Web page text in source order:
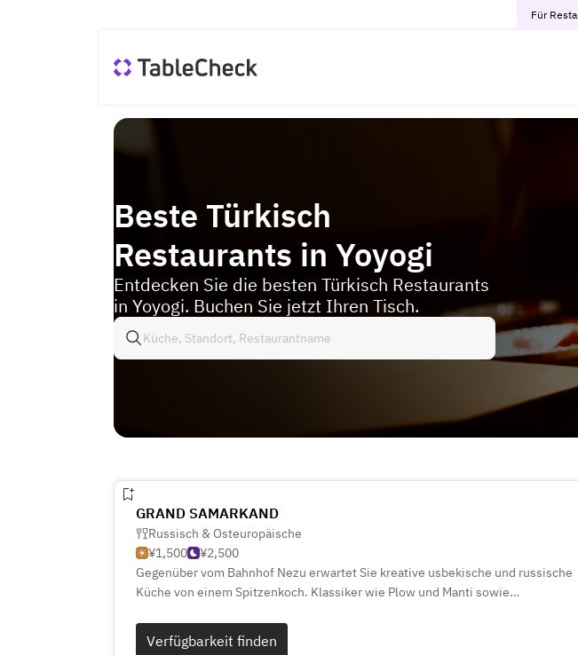
Für
Beste Türkisch
Restaurants in Yoyogi
Entdecken Sie die besten Türkisch Restaurants
in Yoyogi. Buchen Sie jetzt Ihren Tisch.
GRAND SAMARKAND
Russisch & Osteuropäische
¥1,500
¥2,500
Gegenüber vom Bahnhof Nezu erwartet Sie kreative usbekische und russische
Küche von einem Spitzenkoch. Klassiker wie Plow und Manti sowie
exklusiv buchbar. Probieren Sie auch die Desserts!
Verfügbarkeit finden